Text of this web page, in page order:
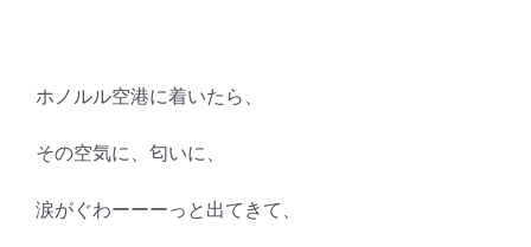
ホノルル空港に着いたら、
その空気に、匂いに、
涙がぐわーーーっと出てきて、